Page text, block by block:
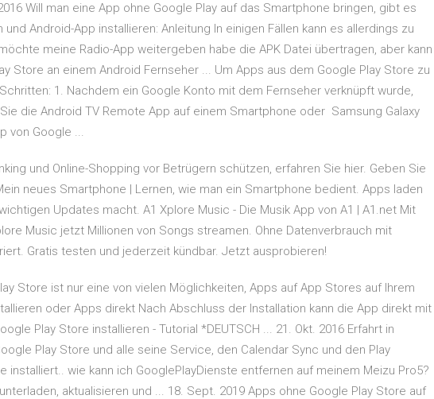
Will man eine App ohne Google Play auf das Smartphone bringen, gibt es
Android-App installieren: Anleitung In einigen Fällen kann es allerdings zu
meine Radio-App weitergeben habe die APK Datei übertragen, aber kann
Store an einem Android Fernseher ... Um Apps aus dem Google Play Store zu
1. Nachdem ein Google Konto mit dem Fernseher verknüpft wurde,
die Android TV Remote App auf einem Smartphone oder Samsung Galaxy
von Google ...
und Online-Shopping vor Betrügern schützen, erfahren Sie hier. Geben Sie
neues Smartphone | Lernen, wie man ein Smartphone bedient. Apps laden
Updates macht. A1 Xplore Music - Die Musik App von A1 | A1.net Mit
Music jetzt Millionen von Songs streamen. Ohne Datenverbrauch mit
Gratis testen und jederzeit kündbar. Jetzt ausprobieren!
Store ist nur eine von vielen Möglichkeiten, Apps auf App Stores auf Ihrem
oder Apps direkt Nach Abschluss der Installation kann die App direkt mit
Play Store installieren - Tutorial *DEUTSCH ... 21. Okt. 2016 Erfahrt in
Play Store und alle seine Service, den Calendar Sync und den Play
installiert.. wie kann ich GooglePlayDienste entfernen auf meinem Meizu Pro5?
aktualisieren und ... 18. Sept. 2019 Apps ohne Google Play Store auf